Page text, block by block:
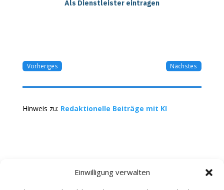
Einwilligung verwalten
Als Dienstleister eintragen
Vorheriges Nächstes
Hinweis zu: Redaktionelle Beiträge mit KI